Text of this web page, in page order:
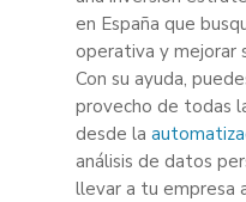
en España que
operativa y mejorar
Con su ayuda,
provecho de todas
desde la
análisis de datos
llevar a tu empresa